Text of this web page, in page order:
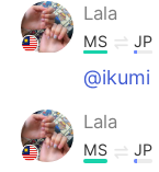
Lala
MS JP
@ikumi
Lala
MS JP